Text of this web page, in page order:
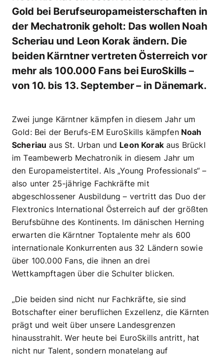
Gold bei Berufseuropameisterschaften in
der Mechatronik geholt: Das wollen Noah
Scheriau und Leon Korak ändern. Die
beiden Kärntner vertreten Österreich vor
mehr als 100.000 Fans bei EuroSkills –
von 10. bis 13. September – in Dänemark.
Zwei junge Kärntner kämpfen in diesem Jahr um
Gold: Bei der Berufs-EM EuroSkills kämpfenNoah
Scheriau aus St. Urban und Leon Korakaus Brückl
im Teambewerb Mechatronik in diesem Jahr um
den Europameistertitel. Als „Young Professionals“ –
also unter 25-jährige Fachkräfte mit
abgeschlossener Ausbildung – vertritt das Duo der
Flextronics International Österreich auf der größten
Berufsbühne des Kontinents. Im dänischen Herning
erwarten die Kärntner Toptalente mehr als 600
internationale Konkurrenten aus 32 Ländern sowie
über 100.000 Fans, die ihnen an drei
Wettkampftagen über die Schulter blicken.
„Die beiden sind nicht nur Fachkräfte, sie sind
Botschafter einer beruflichen Exzellenz, die Kärnten
prägt und weit über unsere Landesgrenzen
hinausstrahlt. Wer heute bei EuroSkills antritt, hat
nicht nur Talent, sondern monatelang auf